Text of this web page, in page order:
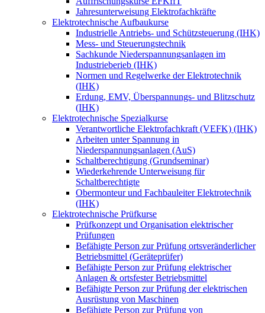
Jahresunterweisung Elektrofachkräfte
Elektrotechnische Aufbaukurse
Industrielle Antriebs- und Schützsteuerung (IHK)
Mess- und Steuerungstechnik
Sachkunde Niederspannungsanlagen im
Industrieberieb (IHK)
Normen und Regelwerke der Elektrotechnik
(IHK)
Erdung, EMV, Überspannungs- und Blitzschutz
(IHK)
Elektrotechnische Spezialkurse
Verantwortliche Elektrofachkraft (VEFK) (IHK)
Arbeiten unter Spannung in
Niederspannungsanlagen (AuS)
Schaltberechtigung (Grundseminar)
Wiederkehrende Unterweisung für
Schaltberechtigte
Obermonteur und Fachbauleiter Elektrotechnik
(IHK)
Elektrotechnische Prüfkurse
Prüfkonzept und Organisation elektrischer
Prüfungen
Befähigte Person zur Prüfung ortsveränderlicher
Betriebsmittel (Geräteprüfer)
Befähigte Person zur Prüfung elektrischer
Anlagen & ortsfester Betriebsmittel
Befähigte Person zur Prüfung der elektrischen
Ausrüstung von Maschinen
Befähigte Person zur Prüfung von